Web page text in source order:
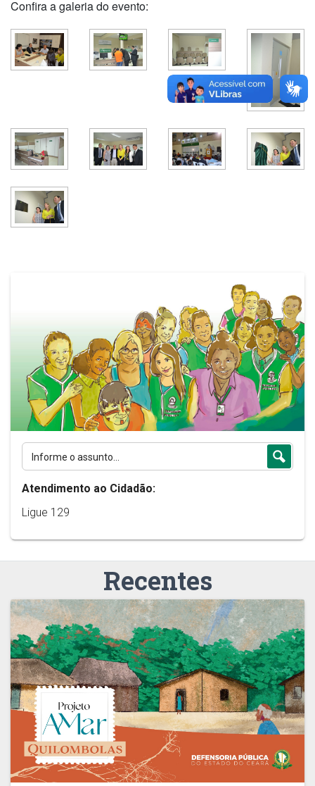
Confira a galeria do evento:
Atendimento ao Cidadão:
Ligue 129
Recentes